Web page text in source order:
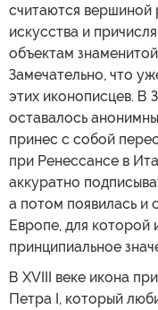
считаются вершиной
искусства и
объектам
Замечательно, что
этих иконописцев. В
оставалось
принес с собой
при Ренессансе в
аккуратно
а потом появилась и
Европе, для которой
принципиальное
В XVIII веке икона
Петра I, который